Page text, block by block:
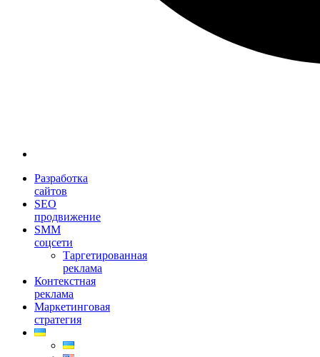
Разработка
сайтов
SEO
продвижение
SMM
соцсети
Таргетированная
реклама
Контекстная
реклама
Маркетинговая
стратегия